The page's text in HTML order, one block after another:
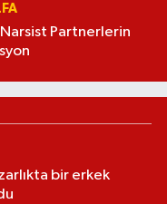
Partnerlerin
bir erkek